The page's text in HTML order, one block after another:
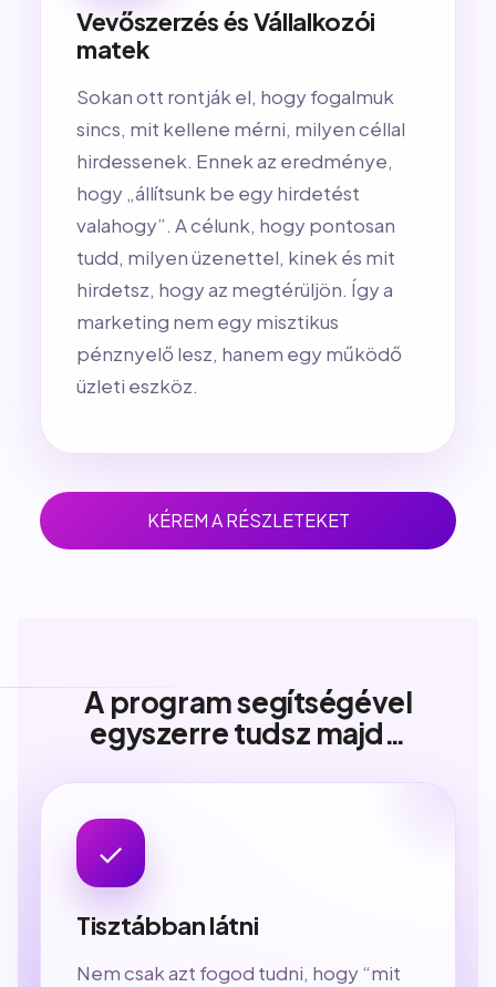
Vevőszerzés és Vállalkozói
matek
Sokan ott rontják el, hogy fogalmuk
sincs, mit kellene mérni, milyen céllal
hirdessenek. Ennek az eredménye,
hogy „állítsunk be egy hirdetést
valahogy”. A célunk, hogy pontosan
tudd, milyen üzenettel, kinek és mit
hirdetsz, hogy az megtérüljön. Így a
marketing nem egy misztikus
pénznyelő lesz, hanem egy működő
üzleti eszköz.
KÉREM A RÉSZLETEKET
A program segítségével
egyszerre tudsz majd…
✓
Tisztábban látni
Nem csak azt fogod tudni, hogy “mit